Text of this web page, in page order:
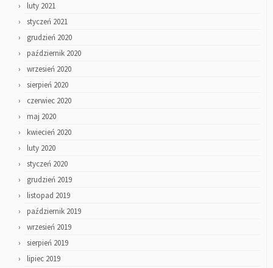
luty 2021
styczeń 2021
grudzień 2020
październik 2020
wrzesień 2020
sierpień 2020
czerwiec 2020
maj 2020
kwiecień 2020
luty 2020
styczeń 2020
grudzień 2019
listopad 2019
październik 2019
wrzesień 2019
sierpień 2019
lipiec 2019